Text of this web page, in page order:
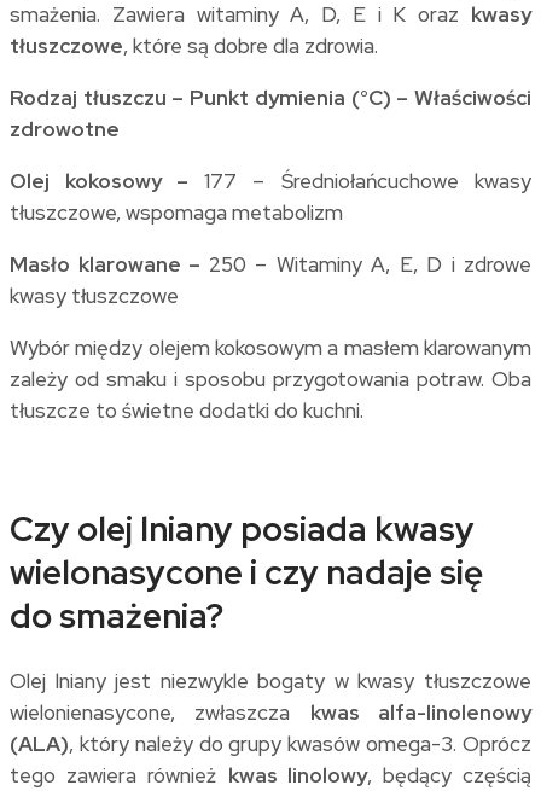
smażenia. Zawiera witaminy A, D, E i K oraz kwasy
tłuszczowe, które są dobre dla zdrowia.
Rodzaj tłuszczu – Punkt dymienia (°C) – Właściwości
zdrowotne
Olej kokosowy – 177 – Średniołańcuchowe kwasy
tłuszczowe, wspomaga metabolizm
Masło klarowane – 250 – Witaminy A, E, D i zdrowe
kwasy tłuszczowe
Wybór między olejem kokosowym a masłem klarowanym
zależy od smaku i sposobu przygotowania potraw. Oba
tłuszcze to świetne dodatki do kuchni.
Czy olej lniany posiada kwasy
wielonasycone i czy nadaje się
do smażenia?
Olej lniany jest niezwykle bogaty w kwasy tłuszczowe
wielonienasycone, zwłaszcza kwas alfa-linolenowy
(ALA), który należy do grupy kwasów omega-3. Oprócz
tego zawiera również kwas linolowy, będący częścią